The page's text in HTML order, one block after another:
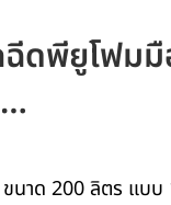
ดพียูโฟม
นาด 200 ลิตร แบบ